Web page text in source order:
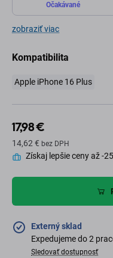
Očakávané
zobraziť viac
Kompatibilita
Apple iPhone 16 Plus
17,98 €
14,62 € bez DPH
Získaj lepšie ceny až -
Externý sklad
Expedujeme do 2
Sledovať dostupnosť